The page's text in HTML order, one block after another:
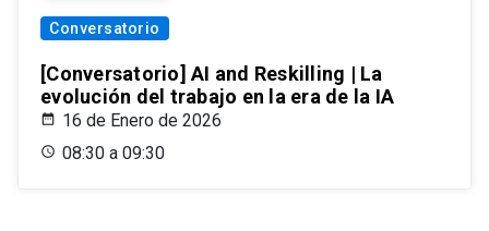
Conversatorio
[Conversatorio] AI and Reskilling | La
evolución del trabajo en la era de la IA
16 de Enero de 2026
08:30 a 09:30